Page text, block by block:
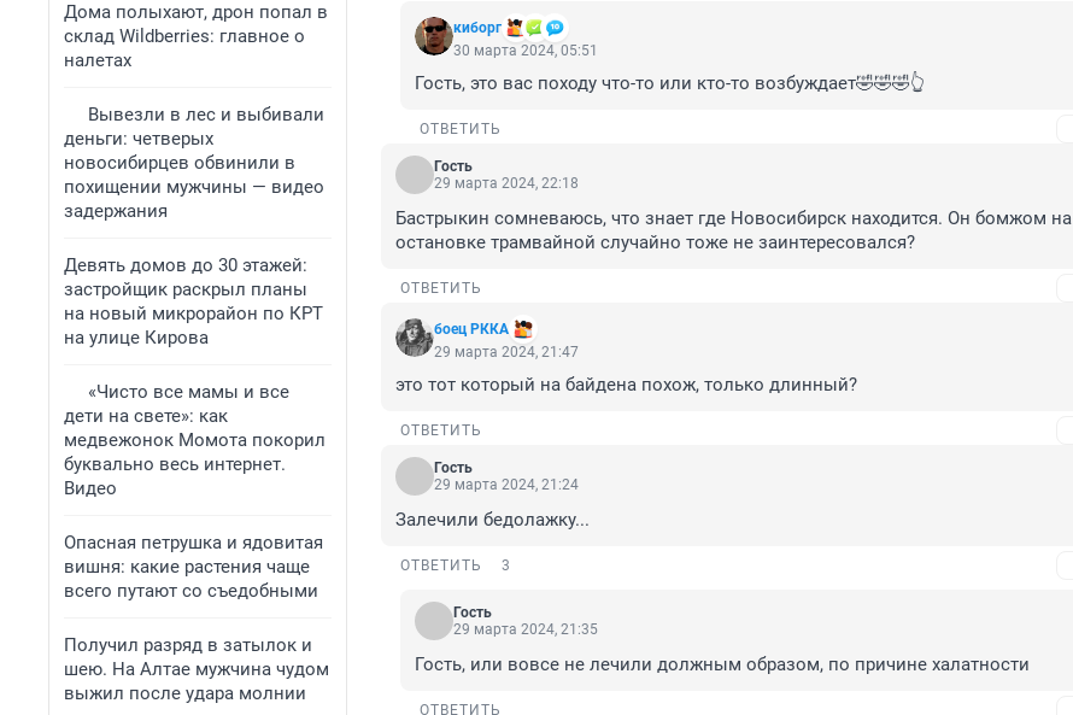
Дома полыхают, дрон попал в
склад Wildberries: главное о
налетах
Вывезли в лес и выбивали
деньги: четверых
новосибирцев обвинили в
похищении мужчины — видео
задержания
Девять домов до 30 этажей:
застройщик раскрыл планы
на новый микрорайон по КРТ
на улице Кирова
«Чисто все мамы и все
дети на свете»: как
медвежонок Момота покорил
буквально весь интернет.
Видео
Опасная петрушка и ядовитая
вишня: какие растения чаще
всего путают со съедобными
Получил разряд в затылок и
шею. На Алтае мужчина чудом
выжил после удара молнии
киборг
30 марта 2024, 05:51
Гость, это вас походу что-то или кто-то возбуждает🤣🤣🤣👆
ОТВЕТИТЬ
Гость
29 марта 2024, 22:18
Бастрыкин сомневаюсь, что знает где Новосибирск находится. Он бомжом на
остановке трамвайной случайно тоже не заинтересовался?
ОТВЕТИТЬ
боец РККА
29 марта 2024, 21:47
это тот который на байдена похож, только длинный?
ОТВЕТИТЬ
Гость
29 марта 2024, 21:24
Залечили бедолажку...
ОТВЕТИТЬ 3
Гость
29 марта 2024, 21:35
Гость, или вовсе не лечили должным образом, по причине халатности
ОТВЕТИТЬ